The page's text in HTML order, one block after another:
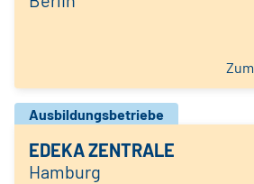
Ausbildungsbetriebe
EDEKA ZENTRALE
Hamburg